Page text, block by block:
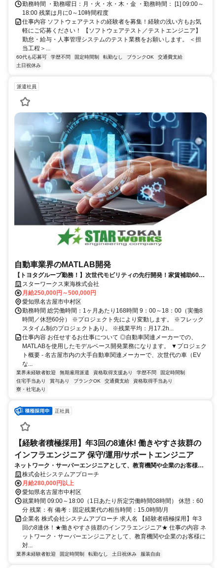
勤務時間 ・勤務曜日：月・火・水・木・金 ・勤務時間： [1] 09:00～
18:00 残業は月に0～10時間程度
仕事内容 ソフトウェアテストの経験者を募集！経験の浅い方もお気
軽にご応募ください！ 【ソフトウェアテスト／テストエンジニア】
勤怠・給与・人事管理システムのテスト業務をお願いします。 ＜担
当工程＞...
60代も応募可 学歴不問 固定時間制 転勤なし ブランクOK
交通費支給
土日祝休み
派遣社員
自動車業界のMATLAB開発
【トヨタグループ勤務！】次世代モビリティの先行開発！家賃補助60％
／前職平均160万UP！／フレックス制度有り
スターワークス東海株式会社
月給250,000円～500,000円
愛知県名古屋市中村区
勤務時間 総労働時間：1ヶ月あたり168時間 9：00～18：00（実働8
時間／休憩60分） ※プロジェクト先により変動します。 ※フレック
スタイム制のプロジェクトあり。 ※残業平均：月17.2h...
仕事内容 お任せするお仕事について ◎自動車関連メーカーでの、
MATLABを使用したモデルベース開発業務になります。 ▼プロジェク
ト概要 - 名古屋市内の大手自動車関連メーカーで、次世代の車（EV
な...
業界未経験者歓迎 無期雇用派遣 資格取得支援あり 学歴不問
固定時間制
住宅手当あり
賞与あり ブランクOK 交通費支給
資格取得手当あり
寮・社宅あり
正社員
【経験者積極採用】年3回の8連休! 働きやすさ抜群の
インフラエンジニア 保守/運用/サポートエンジニア
ネットワーク・サーバーエンジニアとして、教育機関や企業のお客様に
対し、最先端のネットワーク・サーバー環境の設計・構築・運用保守を
一貫してご担当いただきます。
株式会社システムアプローチ
月給280,000円以上
愛知県名古屋市中村区
就業時間 09:00～18:00（1日あたり所定労働時間08時間） 休憩：60
分 残業：有 備考：固定残業代の相当時間：15.0時間/月
企業名 株式会社システムアプローチ 求人名 【経験者積極採用】年3
回の8連休！★働きやすさ抜群のインフラエンジニア★ 仕事の内容 ネ
ットワーク・サーバーエンジニアとして、教育機関や企業のお客様に
対...
業界未経験者歓迎 固定時間制 転勤なし 土日祝休み 服装自由